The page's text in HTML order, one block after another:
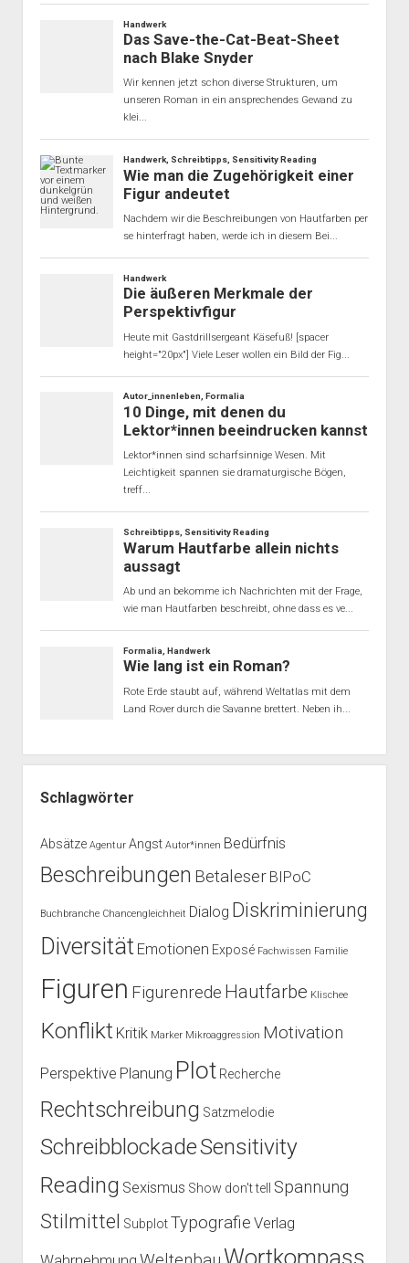
Schlagwörter
Absätze Agentur Angst Autor*innen Bedürfnis
Beschreibungen Betaleser BIPoC
Buchbranche Chancengleichheit Dialog Diskriminierung
Diversität Emotionen Exposé Fachwissen Familie
Figuren Figurenrede Hautfarbe Klischee
Konflikt Kritik Marker Mikroaggression Motivation
Perspektive Planung Plot Recherche
Rechtschreibung Satzmelodie
SchreibblockadeSensitivity
Reading Sexismus Show don't tell Spannung
Stilmittel Subplot Typografie Verlag
Wortkompass